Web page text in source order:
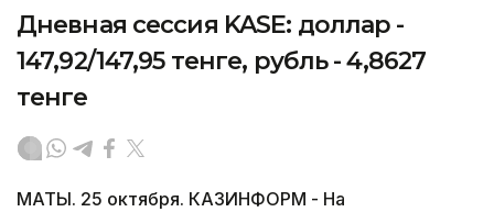
Дневная сессия KASE: доллар -
147,92/147,95 тенге, рубль - 4,8627
тенге
МАТЫ. 25 октября. КАЗИНФОРМ - На